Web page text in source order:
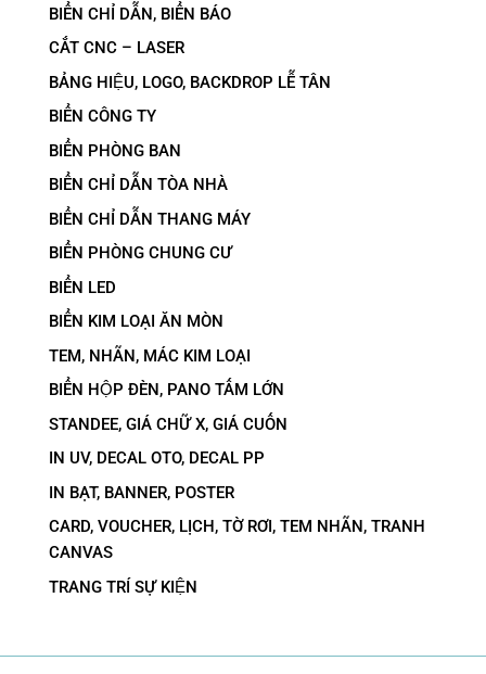
BIỂN CHỈ DẪN, BIỂN BÁO
CẮT CNC – LASER
BẢNG HIỆU, LOGO, BACKDROP LỄ TÂN
BIỂN CÔNG TY
BIỂN PHÒNG BAN
BIỂN CHỈ DẪN TÒA NHÀ
BIỂN CHỈ DẪN THANG MÁY
BIỂN PHÒNG CHUNG CƯ
BIỂN LED
BIỂN KIM LOẠI ĂN MÒN
TEM, NHÃN, MÁC KIM LOẠI
BIỂN HỘP ĐÈN, PANO TẤM LỚN
STANDEE, GIÁ CHỮ X, GIÁ CUỐN
IN UV, DECAL OTO, DECAL PP
IN BẠT, BANNER, POSTER
CARD, VOUCHER, LỊCH, TỜ RƠI, TEM NHÃN, TRANH
CANVAS
TRANG TRÍ SỰ KIỆN